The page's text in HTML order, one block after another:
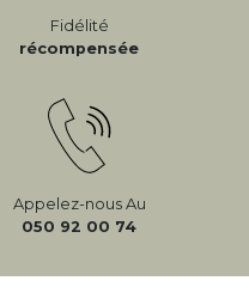
Fidélité
récompensée
Appelez-nous Au
050 92 00 74